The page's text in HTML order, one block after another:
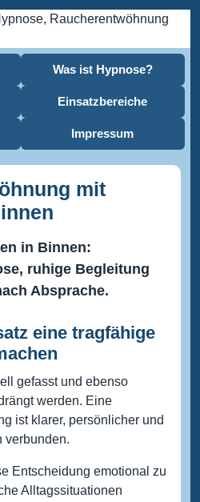
Was ist Hypnose?
Einsatzbereiche
Impressum
mit
in Binnen:
ruhige Begleitung
Absprache.
eine tragfähige
gefasst und ebenso
werden. Eine
ist klarer, persönlicher und
verbunden.
Entscheidung emotional zu
Alltagssituationen